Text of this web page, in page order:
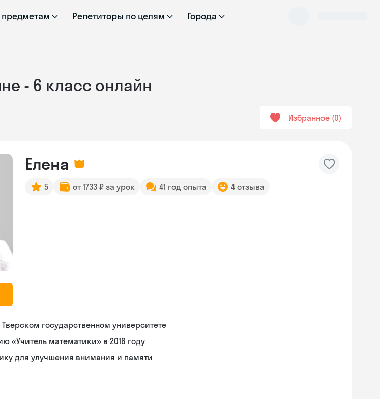
предметам Репетиторы по целям Города
- 6 класс онлайн
Избранное 0
Елена
5 от 1733 ₽ за урок 41 год опыта 4 отзыва
государственном университете
«Учитель математики» в 2016 году
для улучшения внимания и памяти